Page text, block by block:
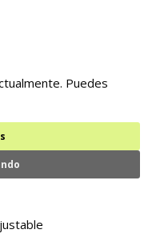
Puedes